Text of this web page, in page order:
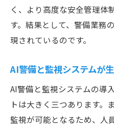
警備で活きる不
ト
AI検知による警備
化
警備現場で重視
不安全行動抑止
法
く、より高度な安全管理体
す。結果として、警備業務
現されているのです。
AI警備と監視システムが
AI警備と監視システムの導
トは大きく三つあります。
監視が可能となるため、人